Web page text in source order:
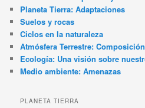
Planeta Tierra: Adaptaciones
Suelos y rocas
Ciclos en la naturaleza
Atmósfera Terrestre:
Ecología: Una visión sobre
Medio ambiente: Amenazas
PLANETA TIERRA